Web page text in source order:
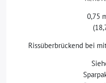
0,75
Rissüberbrückend bei